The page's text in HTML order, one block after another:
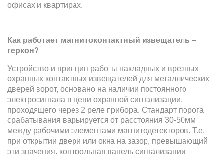
офисах и квартирах.
Как работает магнитоконтактный извещатель –
геркон?
Устройство и принцип работы накладных и врезных
охранных контактных извещателей для металлических
дверей ворот, основано на наличии постоянного
электросигнала в цепи охранной сигнализации,
проходящего через 2 реле прибора. Стандарт порога
срабатывания варьируется от расстояния 30-50мм
между рабочими элементами магнитодетекторов. Т.е.
при открытии двери или окна на зазор, превышающий
эти значения, контрольная панель сигнализации